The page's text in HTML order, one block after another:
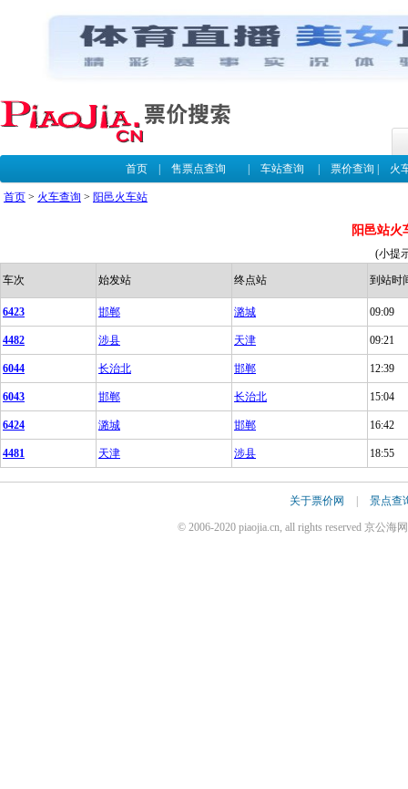
首页| 售票点查询 车站查询 票价查询 火
首页 > 火车查询 > 阳邑火车站
阳邑站火
(小提
车次 始发站 终点站 到站时
6423 邯郸 潞城 09:09
4482 涉县 天津 09:21
6044 长治北 邯郸 12:39
6043 邯郸 长治北 15:04
6424 潞城 邯郸 16:42
4481 天津 涉县 18:55
关于票价网 | 景点查
© 2006-2020 piaojia.cn, all rights reserved 京公海